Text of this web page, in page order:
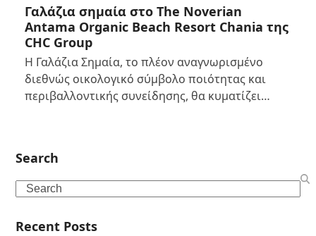
Γαλάζια σημαία στο The Noverian
Antama Organic Beach Resort Chania της
CHC Group
Η Γαλάζια Σημαία, το πλέον αναγνωρισμένο
διεθνώς οικολογικό σύμβολο ποιότητας και
περιβαλλοντικής συνείδησης, θα κυματίζει…
Search
Search
Recent Posts